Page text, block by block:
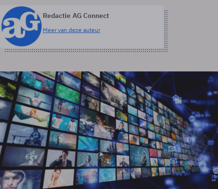
Redactie AG Connect
Meer van deze auteur